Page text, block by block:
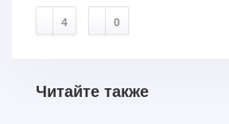
4 0
Читайте также